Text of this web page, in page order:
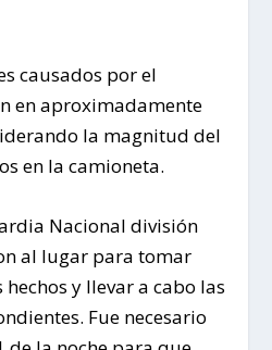
causados por el
en aproximadamente
la magnitud del
en la camioneta.
Nacional división
al lugar para tomar
y llevar a cabo las
Fue necesario